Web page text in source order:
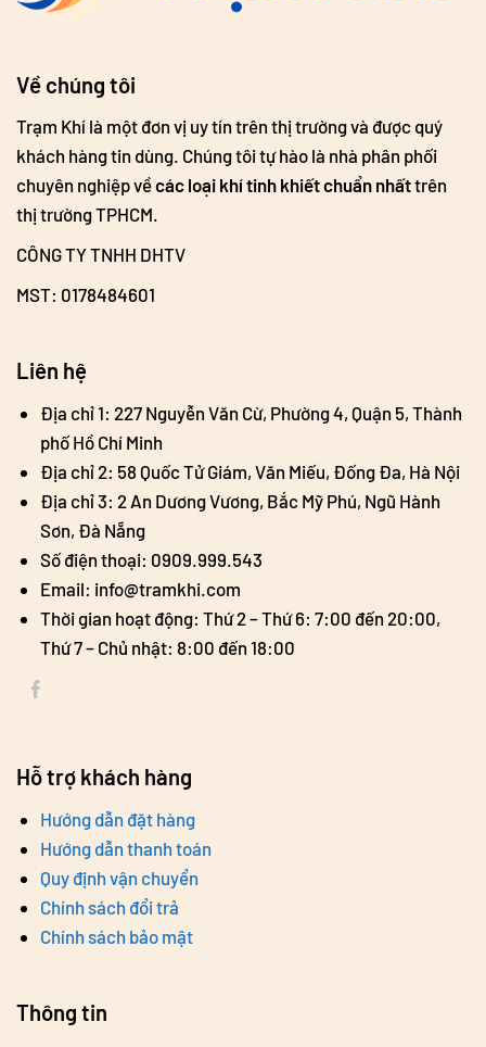
Về chúng tôi
Trạm Khí là một đơn vị uy tín trên thị trường và được quý
khách hàng tin dùng. Chúng tôi tự hào là nhà phân phối
chuyên nghiệp vềcác loại khí tinh khiết chuẩn nhấttrên
thị trường TPHCM.
CÔNG TY TNHH DHTV
MST: 0178484601
Liên hệ
Địa chỉ 1: 227 Nguyễn Văn Cừ, Phường 4, Quận 5, Thành
phố Hồ Chí Minh
Địa chỉ 2: 58 Quốc Tử Giám, Văn Miếu, Đống Đa, Hà Nội
Địa chỉ 3: 2 An Dương Vương, Bắc Mỹ Phú, Ngũ Hành
Sơn, Đà Nẵng
Số điện thoại: 0909.999.543
Email: info@tramkhi.com
Thời gian hoạt động: Thứ 2 – Thứ 6: 7:00 đến 20:00,
Thứ 7 – Chủ nhật: 8:00 đến 18:00
Hỗ trợ khách hàng
Hướng dẫn đặt hàng
Hướng dẫn thanh toán
Quy định vận chuyển
Chính sách đổi trả
Chính sách bảo mật
Thông tin